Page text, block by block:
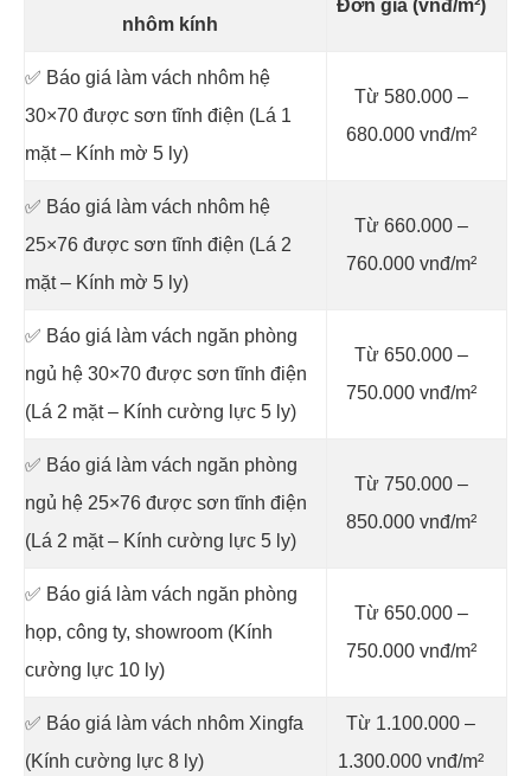
nhôm kính
Đơn giá (vnđ/m²)
✅ Báo giá làm vách nhôm hệ
30×70 được sơn tĩnh điện (Lá 1
mặt – Kính mờ 5 ly)
Từ 580.000 –
680.000 vnđ/m²
✅ Báo giá làm vách nhôm hệ
25×76 được sơn tĩnh điện (Lá 2
mặt – Kính mờ 5 ly)
Từ 660.000 –
760.000 vnđ/m²
✅ Báo giá làm vách ngăn phòng
ngủ hệ 30×70 được sơn tĩnh điện
(Lá 2 mặt – Kính cường lực 5 ly)
Từ 650.000 –
750.000 vnđ/m²
✅ Báo giá làm vách ngăn phòng
ngủ hệ 25×76 được sơn tĩnh điện
(Lá 2 mặt – Kính cường lực 5 ly)
Từ 750.000 –
850.000 vnđ/m²
✅ Báo giá làm vách ngăn phòng
họp, công ty, showroom (Kính
cường lực 10 ly)
Từ 650.000 –
750.000 vnđ/m²
✅ Báo giá làm vách nhôm Xingfa
(Kính cường lực 8 ly)
Từ 1.100.000 –
1.300.000 vnđ/m²